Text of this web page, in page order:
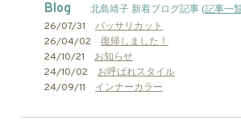
Blog 北島靖子 新着ブログ記事 (記事一
26/07/31 バッサリカット
26/04/02 復帰しました！
24/10/21 お知らせ
24/10/02 お呼ばれスタイル
24/09/11 インナーカラー